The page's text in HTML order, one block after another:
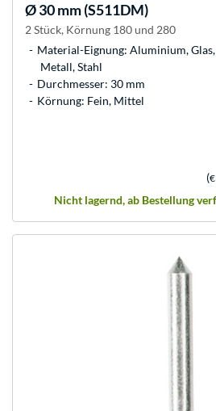
Ø 30 mm (S511DM)
2 Stück, Körnung 180 und 280
Material-Eignung: Aluminium,
Metall, Stahl
Durchmesser: 30 mm
Körnung: Fein, Mittel
(
Nicht lagernd, ab Bestellung